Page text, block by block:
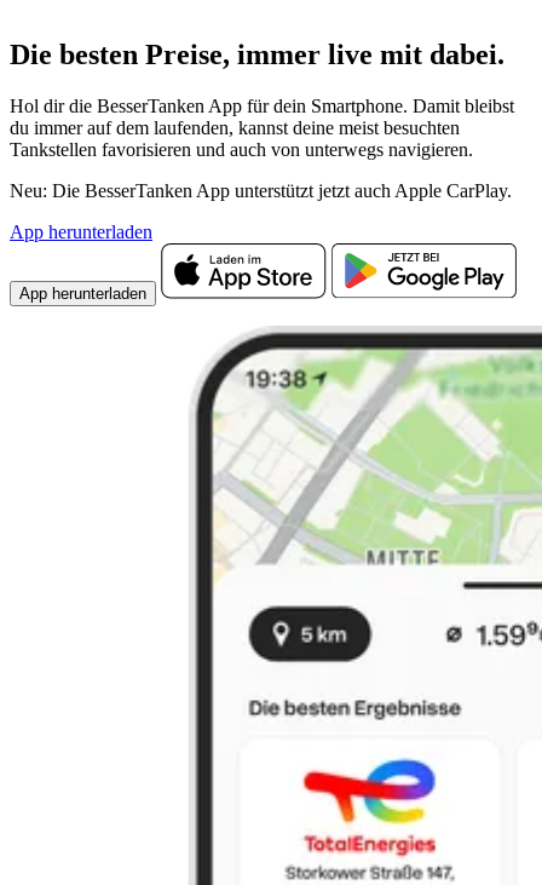
Die besten Preise, immer live mit dabei.
Hol dir die BesserTanken App für dein Smartphone. Damit bleibst
du immer auf dem laufenden, kannst deine meist besuchten
Tankstellen favorisieren und auch von unterwegs navigieren.
Neu: Die BesserTanken App unterstützt jetzt auch Apple CarPlay.
App herunterladen
App herunterladen